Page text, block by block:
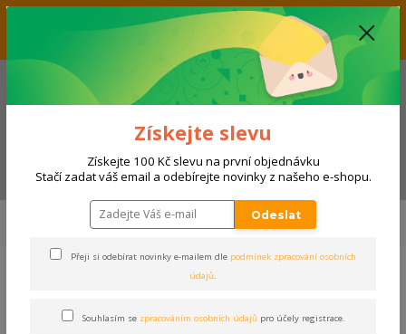
Vážení zákazníci, aktuálně nabízíme slevu až 33% na produkty
umístěné v kategorii VÝPRODEJ. Přejeme příjemný nákup! Váš tým E-
SHOPSPORT.CZ
Menu
+420 728 118 114 (Po-Ne, 9-20 hod.)
FOTBAL, FUTSAL Zápasové vybavení
TRENKY JOMA LIGA | TMAVĚ MODRÁ - BÍLÁ
MODRÁ - BÍLÁ
Získejte slevu
Získejte 100 Kč slevu na první objednávku
Stačí zadat váš email a odebírejte novinky z našeho e-shopu.
Odeslat
Přeji si odebírat novinky e-mailem dle podmínek zpracování osobních
údajů.
Souhlasím se zpracováním osobních údajů pro účely registrace.